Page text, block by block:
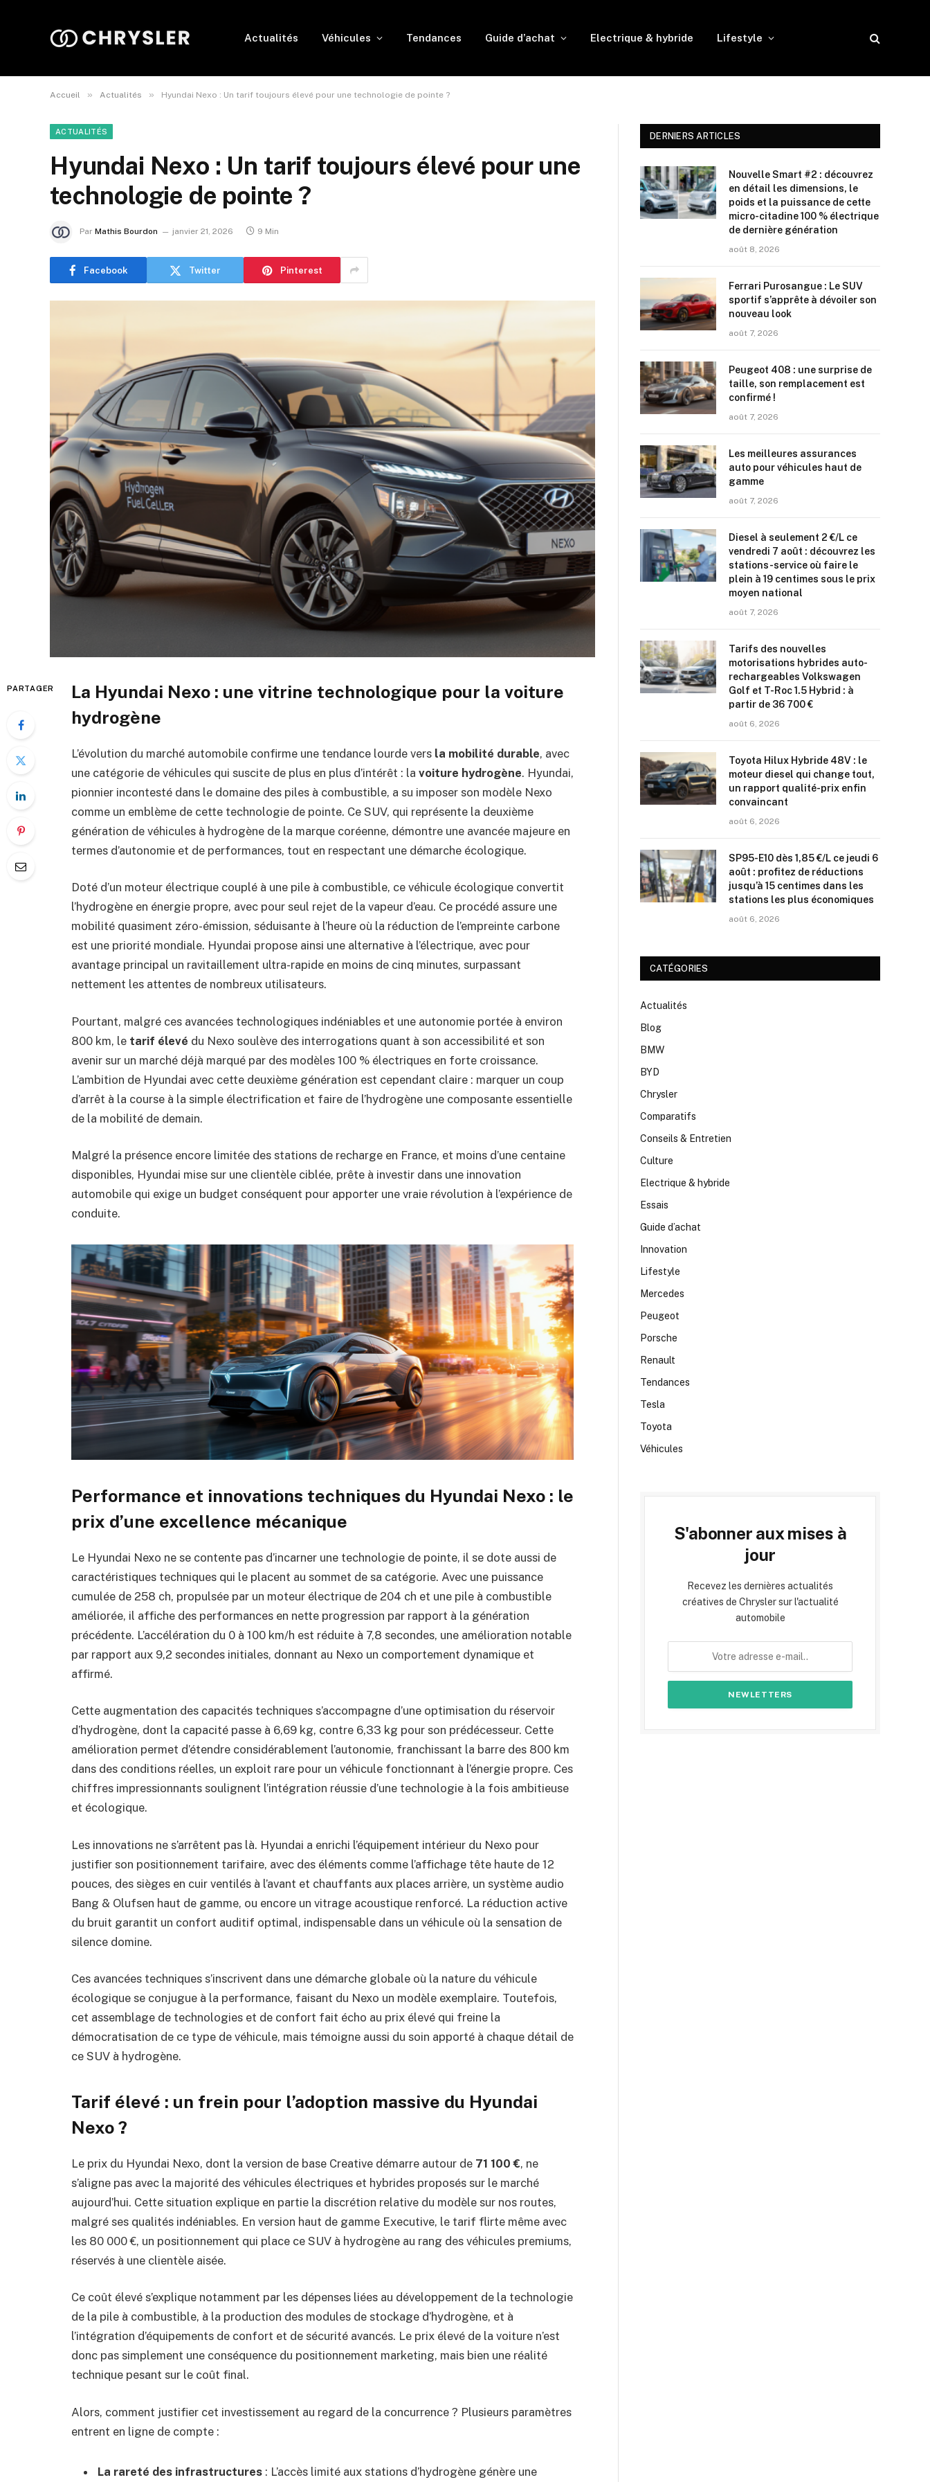
Actualités Véhicules Tendances Guide d’achat Electrique & hybride Lifestyle
Accueil » Actualités » Hyundai Nexo : Un tarif toujours élevé pour une technologie de pointe ?
ACTUALITÉS
Hyundai Nexo : Un tarif toujours élevé pour une
technologie de pointe ?
Par Mathis Bourdon janvier 21, 2026 9 Min
Facebook Twitter Pinterest
PARTAGER
La Hyundai Nexo : une vitrine technologique pour la voiture
hydrogène
L’évolution du marché automobile confirme une tendance lourde vers la mobilité durable, avec
une catégorie de véhicules qui suscite de plus en plus d’intérêt : la voiture hydrogène. Hyundai,
pionnier incontesté dans le domaine des piles à combustible, a su imposer son modèle Nexo
comme un emblème de cette technologie de pointe. Ce SUV, qui représente la deuxième
génération de véhicules à hydrogène de la marque coréenne, démontre une avancée majeure en
termes d’autonomie et de performances, tout en respectant une démarche écologique.
Doté d’un moteur électrique couplé à une pile à combustible, ce véhicule écologique convertit
l’hydrogène en énergie propre, avec pour seul rejet de la vapeur d’eau. Ce procédé assure une
mobilité quasiment zéro-émission, séduisante à l’heure où la réduction de l’empreinte carbone
est une priorité mondiale. Hyundai propose ainsi une alternative à l’électrique, avec pour
avantage principal un ravitaillement ultra-rapide en moins de cinq minutes, surpassant
nettement les attentes de nombreux utilisateurs.
Pourtant, malgré ces avancées technologiques indéniables et une autonomie portée à environ
800 km, le tarif élevé du Nexo soulève des interrogations quant à son accessibilité et son
avenir sur un marché déjà marqué par des modèles 100 % électriques en forte croissance.
L’ambition de Hyundai avec cette deuxième génération est cependant claire : marquer un coup
d’arrêt à la course à la simple électrification et faire de l’hydrogène une composante essentielle
de la mobilité de demain.
Malgré la présence encore limitée des stations de recharge en France, et moins d’une centaine
disponibles, Hyundai mise sur une clientèle ciblée, prête à investir dans une innovation
automobile qui exige un budget conséquent pour apporter une vraie révolution à l’expérience de
conduite.
Performance et innovations techniques du Hyundai Nexo : le
prix d’une excellence mécanique
Le Hyundai Nexo ne se contente pas d’incarner une technologie de pointe, il se dote aussi de
caractéristiques techniques qui le placent au sommet de sa catégorie. Avec une puissance
cumulée de 258 ch, propulsée par un moteur électrique de 204 ch et une pile à combustible
améliorée, il affiche des performances en nette progression par rapport à la génération
précédente. L’accélération du 0 à 100 km/h est réduite à 7,8 secondes, une amélioration notable
par rapport aux 9,2 secondes initiales, donnant au Nexo un comportement dynamique et
affirmé.
Cette augmentation des capacités techniques s’accompagne d’une optimisation du réservoir
d’hydrogène, dont la capacité passe à 6,69 kg, contre 6,33 kg pour son prédécesseur. Cette
amélioration permet d’étendre considérablement l’autonomie, franchissant la barre des 800 km
dans des conditions réelles, un exploit rare pour un véhicule fonctionnant à l’énergie propre. Ces
chiffres impressionnants soulignent l’intégration réussie d’une technologie à la fois ambitieuse
et écologique.
Les innovations ne s’arrêtent pas là. Hyundai a enrichi l’équipement intérieur du Nexo pour
justifier son positionnement tarifaire, avec des éléments comme l’affichage tête haute de 12
pouces, des sièges en cuir ventilés à l’avant et chauffants aux places arrière, un système audio
Bang & Olufsen haut de gamme, ou encore un vitrage acoustique renforcé. La réduction active
du bruit garantit un confort auditif optimal, indispensable dans un véhicule où la sensation de
silence domine.
Ces avancées techniques s’inscrivent dans une démarche globale où la nature du véhicule
écologique se conjugue à la performance, faisant du Nexo un modèle exemplaire. Toutefois,
cet assemblage de technologies et de confort fait écho au prix élevé qui freine la
démocratisation de ce type de véhicule, mais témoigne aussi du soin apporté à chaque détail de
ce SUV à hydrogène.
Tarif élevé : un frein pour l’adoption massive du Hyundai
Nexo ?
Le prix du Hyundai Nexo, dont la version de base Creative démarre autour de 71 100 €, ne
s’aligne pas avec la majorité des véhicules électriques et hybrides proposés sur le marché
aujourd’hui. Cette situation explique en partie la discrétion relative du modèle sur nos routes,
malgré ses qualités indéniables. En version haut de gamme Executive, le tarif flirte même avec
les 80 000 €, un positionnement qui place ce SUV à hydrogène au rang des véhicules premiums,
réservés à une clientèle aisée.
Ce coût élevé s’explique notamment par les dépenses liées au développement de la technologie
de la pile à combustible, à la production des modules de stockage d’hydrogène, et à
l’intégration d’équipements de confort et de sécurité avancés. Le prix élevé de la voiture n’est
donc pas simplement une conséquence du positionnement marketing, mais bien une réalité
technique pesant sur le coût final.
Alors, comment justifier cet investissement au regard de la concurrence ? Plusieurs paramètres
entrent en ligne de compte :
La rareté des infrastructures : L’accès limité aux stations d’hydrogène génère une
DERNIERS ARTICLES
Nouvelle Smart #2 : découvrez
en détail les dimensions, le
poids et la puissance de cette
micro-citadine 100 % électrique
de dernière génération
août 8, 2026
Ferrari Purosangue : Le SUV
sportif s’apprête à dévoiler son
nouveau look
août 7, 2026
Peugeot 408 : une surprise de
taille, son remplacement est
confirmé !
août 7, 2026
Les meilleures assurances
auto pour véhicules haut de
gamme
août 7, 2026
Diesel à seulement 2 €/L ce
vendredi 7 août : découvrez les
stations-service où faire le
plein à 19 centimes sous le prix
moyen national
août 7, 2026
Tarifs des nouvelles
motorisations hybrides auto-
rechargeables Volkswagen
Golf et T-Roc 1.5 Hybrid : à
partir de 36 700 €
août 6, 2026
Toyota Hilux Hybride 48V : le
moteur diesel qui change tout,
un rapport qualité-prix enfin
convaincant
août 6, 2026
SP95-E10 dès 1,85 €/L ce jeudi 6
août : profitez de réductions
jusqu’à 15 centimes dans les
stations les plus économiques
août 6, 2026
CATÉGORIES
Actualités
Blog
BMW
BYD
Chrysler
Comparatifs
Conseils & Entretien
Culture
Electrique & hybride
Essais
Guide d’achat
Innovation
Lifestyle
Mercedes
Peugeot
Porsche
Renault
Tendances
Tesla
Toyota
Véhicules
S'abonner aux mises à
jour
Recevez les dernières actualités
créatives de Chrysler sur l'actualité
automobile